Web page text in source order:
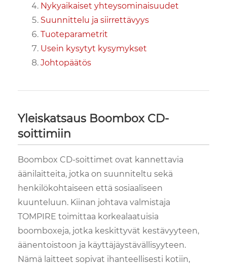
Nykyaikaiset yhteysominaisuudet
Suunnittelu ja siirrettävyys
Tuoteparametrit
Usein kysytyt kysymykset
Johtopäätös
Yleiskatsaus Boombox CD-
soittimiin
Boombox CD-soittimet ovat kannettavia
äänilaitteita, jotka on suunniteltu sekä
henkilökohtaiseen että sosiaaliseen
kuunteluun. Kiinan johtava valmistaja
TOMPIRE toimittaa korkealaatuisia
boomboxeja, jotka keskittyvät kestävyyteen,
äänentoistoon ja käyttäjäystävällisyyteen.
Nämä laitteet sopivat ihanteellisesti kotiin,